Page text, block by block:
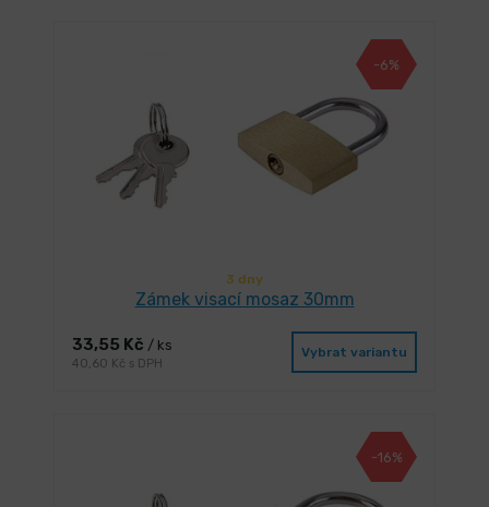
-6%
3 dny
Zámek visací mosaz 30mm
33,55 Kč / ks
40,60 Kč s DPH
Vybrat variantu
-16%